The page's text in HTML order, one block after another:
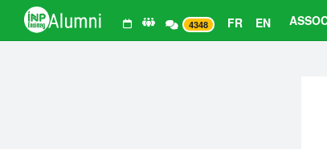
4348 FR EN